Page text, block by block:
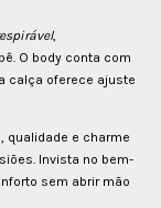
,
O body conta com
calça oferece ajuste
qualidade e charme
Invista no bem-
sem abrir mão